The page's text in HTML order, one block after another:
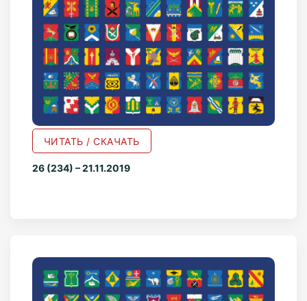
ЧИТАТЬ / СКАЧАТЬ
26 (234) – 21.11.2019